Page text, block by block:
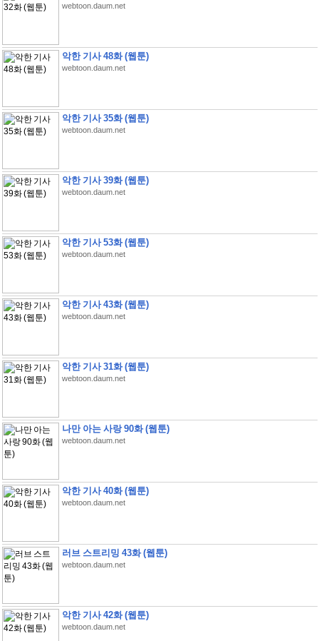
webtoon.daum.net
악한 기사 48화 (웹툰)
webtoon.daum.net
악한 기사 35화 (웹툰)
webtoon.daum.net
악한 기사 39화 (웹툰)
webtoon.daum.net
악한 기사 53화 (웹툰)
webtoon.daum.net
악한 기사 43화 (웹툰)
webtoon.daum.net
악한 기사 31화 (웹툰)
webtoon.daum.net
나만 아는 사랑 90화 (웹툰)
webtoon.daum.net
악한 기사 40화 (웹툰)
webtoon.daum.net
러브 스트리밍 43화 (웹툰)
webtoon.daum.net
악한 기사 42화 (웹툰)
webtoon.daum.net